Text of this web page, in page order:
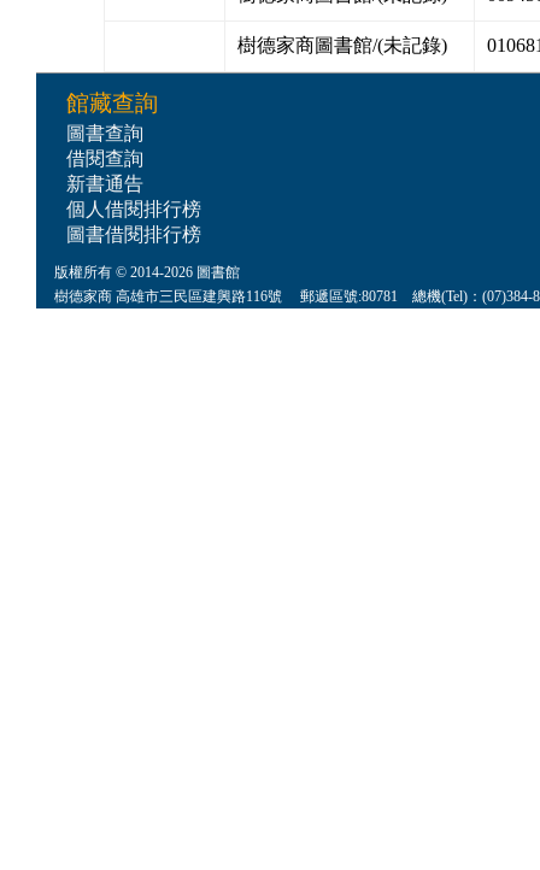
樹德家商圖書館/(未記錄)
館藏查詢
圖書查詢
借閱查詢
新書通告
個人借閱排行榜
圖書借閱排行榜
版權所有 © 2014-2026 圖書館
樹德家商 高雄市三民區建興路116號 郵遞區號:80781 總機(Tel)：(07)384-